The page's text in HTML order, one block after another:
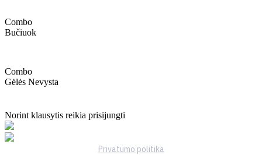
Combo
Bučiuok
Combo
Gėlės Nevysta
Norint klausytis reikia prisijungti
Privatumo politika